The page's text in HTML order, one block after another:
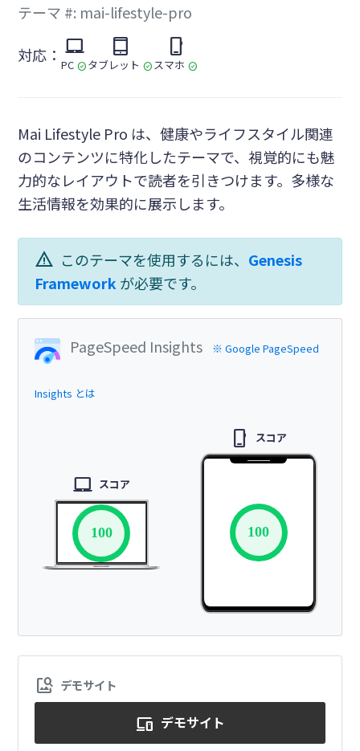
テーマ #: mai-lifestyle-pro
対応： laptop_mac
PC check_circle
tablet_mac
タブレット check_circle
phone_iphone
スマホ check_circle
Mai Lifestyle Pro は、健康やライフスタイル関連
のコンテンツに特化したテーマで、視覚的にも魅
力的なレイアウトで読者を引きつけます。多様な
生活情報を効果的に展示します。
warning このテーマを使用するには、 Genesis
Framework が必要です。
PageSpeed Insights ※ Google PageSpeed
Insights とは
laptop_mac スコア
100
phone_iphone スコア
100
image_search デモサイト
devices デモサイト